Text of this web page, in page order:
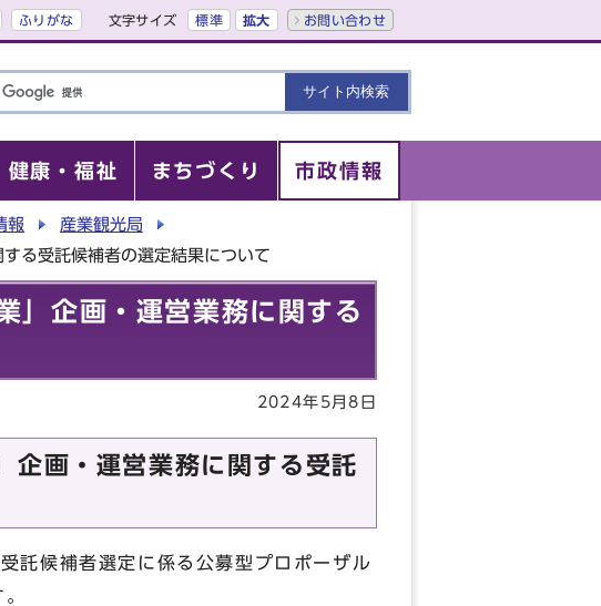
ふりがな 文字サイズ 標準 拡大 お問い合わせ
健康・福祉 まちづくり 市政情報
報
産業観光局
る受託候補者の選定結果について
」企画・運営業務に関する
2024年5月8日
企画・運営業務に関する受託
託候補者選定に係る公募型プロポーザル